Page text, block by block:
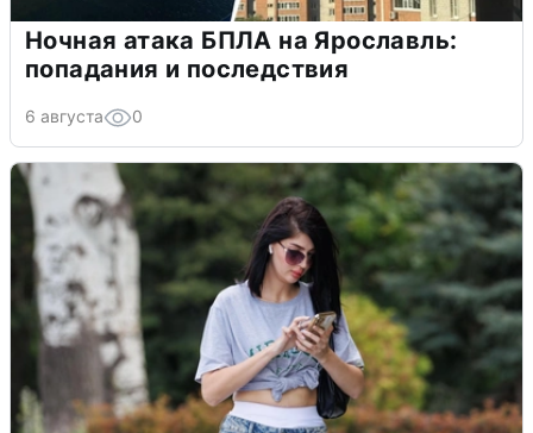
Ночная атака БПЛА на Ярославль:
попадания и последствия
6 августа 0